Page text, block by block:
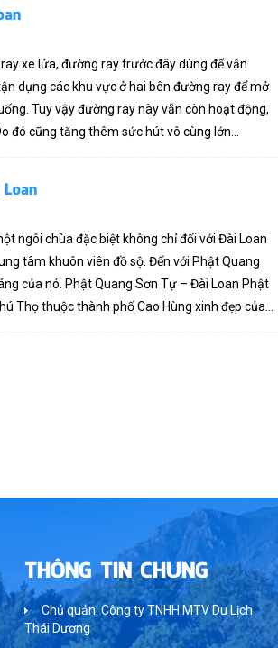
xe lửa, đường ray trước đây dùng để vận
dụng các khu vực ở hai bên đường ray để mở
Tuy vậy đường ray này vẫn còn hoạt động,
đó cũng tăng thêm sức hút vô cùng lớn...
ngôi chùa đặc biệt không chỉ đối với Đài Loan
tâm khuôn viên đồ sộ. Đến với Phật Quang
của nó. Phật Quang Sơn Tự – Đài Loan Phật
Thọ thuộc thành phố Cao Hùng xinh đẹp của...
THÔNG TIN CHUNG
Chủ quản: Công ty TNHH MTV Du Lịch
Thái Dương